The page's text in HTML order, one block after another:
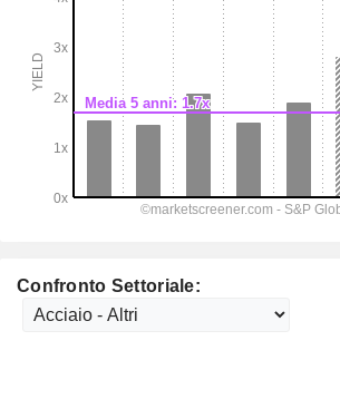
Confronto Settoriale: